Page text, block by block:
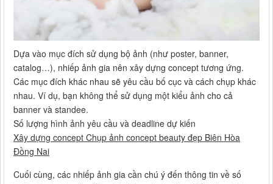
Dựa vào mục đích sử dụng bộ ảnh (như poster, banner,
catalog…), nhiếp ảnh gia nên xây dựng concept tương ứng.
Các mục đích khác nhau sẽ yêu cầu bố cục và cách chụp khác
nhau. Ví dụ, bạn không thể sử dụng một kiểu ảnh cho cả
banner và standee.
Số lượng hình ảnh yêu cầu và deadline dự kiến
Xây dựng concept Chụp ảnh concept beauty đẹp Biên Hòa
Đồng Nai
Cuối cùng, các nhiếp ảnh gia cần chú ý đến thông tin về số